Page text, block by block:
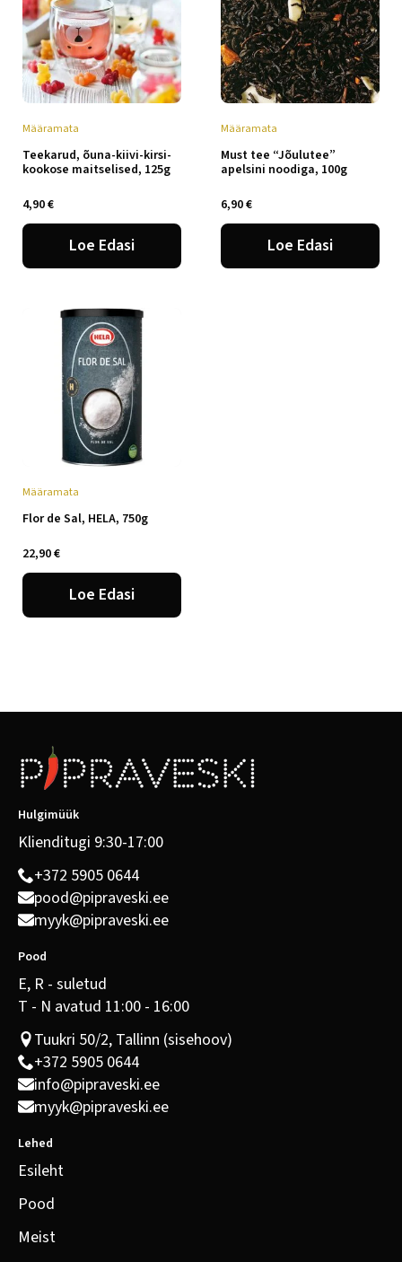
Määramata
Teekarud, õuna-kiivi-kirsi-
kookose maitselised, 125g
4,90€
Loe Edasi
Määramata
Must tee “Jõulutee”
apelsini noodiga, 100g
6,90€
Loe Edasi
Määramata
Flor de Sal, HELA, 750g
22,90€
Loe Edasi
Hulgimüük
Klienditugi 9:30-17:00
+372 5905 0644
pood@pipraveski.ee
myyk@pipraveski.ee
Pood
E, R - suletud
T - N avatud 11:00 - 16:00
Tuukri 50/2, Tallinn (sisehoov)
+372 5905 0644
info@pipraveski.ee
myyk@pipraveski.ee
Lehed
Esileht
Pood
Meist